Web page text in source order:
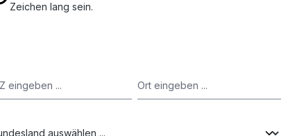
Zeichen lang sein.